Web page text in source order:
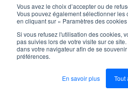
Vous avez le choix d’accepter ou de
Vous pouvez également sélectionner les
en cliquant sur « Paramètres des cookies
Si vous refusez l'utilisation des cookies,
pas suivies lors de votre visite sur ce
dans votre navigateur afin de se
préférences.
En savoir plus Tout
Logibec devient
Santé